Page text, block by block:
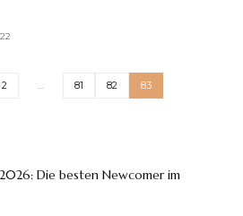
2 … 81 82 83
Die besten Newcomer im